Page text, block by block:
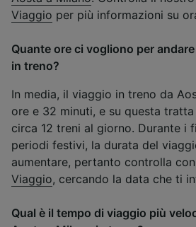
Viaggio per più informazioni su
Quante ore ci vogliono per
in treno?
In media, il viaggio in treno da
ore e 32 minuti, e su questa
circa 12 treni al giorno. Durante i
periodi festivi, la durata del
aumentare, pertanto controlla
Viaggio, cercando la data che ti
Qual è il tempo di viaggio più